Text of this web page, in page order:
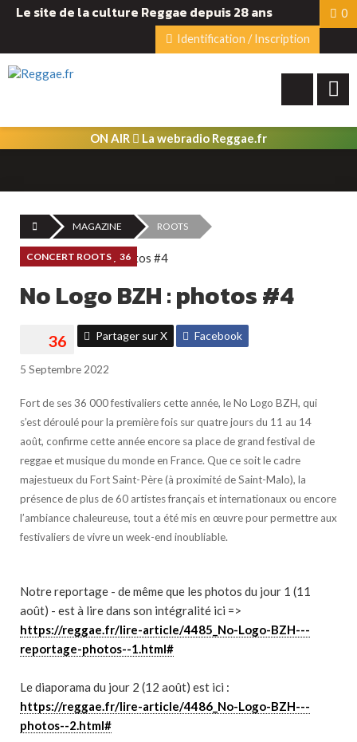
Le site de la culture Reggae depuis 28 ans
0
Identification / Inscription
ON AIR La webradio Reggae.fr
MAGAZINE ROOTS
CONCERT ROOTS 36
No Logo BZH : photos #4
Partager sur X Facebook
5 Septembre 2022
Fort de ses 36 000 festivaliers cette année, le No Logo BZH, qui
s’est déroulé pour la première fois sur quatre jours du 11 au 14
août, confirme cette année encore sa place de grand festival de
reggae et musique du monde en France. Que ce soit le cadre
majestueux du Fort Saint-Père (à proximité de Saint-Malo), la
présence de plus de 60 artistes français et internationaux ou encore
l’ambiance chaleureuse, tout a été mis en œuvre pour permettre aux
festivaliers de vivre un week-end inoubliable.
Notre reportage - de même que les photos du jour 1 (11
août) - est à lire dans son intégralité ici =>
https://reggae.fr/lire-article/4485_No-Logo-BZH---
reportage-photos--1.html#
Le diaporama du jour 2 (12 août) est ici :
https://reggae.fr/lire-article/4486_No-Logo-BZH---
photos--2.html#